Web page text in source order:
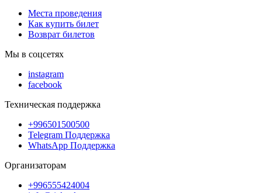
Места проведения
Как купить билет
Возврат билетов
Мы в соцсетях
instagram
facebook
Техническая поддержка
+996501500500
Telegram Поддержка
WhatsApp Поддержка
Организаторам
+996555424004